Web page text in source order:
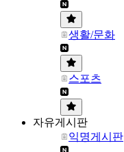
생활/문화
스포츠
자유게시판
익명게시판